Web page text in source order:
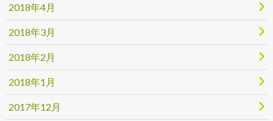
2018年4月
2018年3月
2018年2月
2018年1月
2017年12月